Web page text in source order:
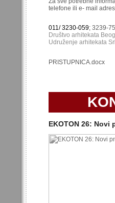
telefone ili e- mail
011/ 3230-059; 3239-
Društvo arhitekata
Udruženje arhitekata
PRISTUPNICA.docx
EKOTON 26: